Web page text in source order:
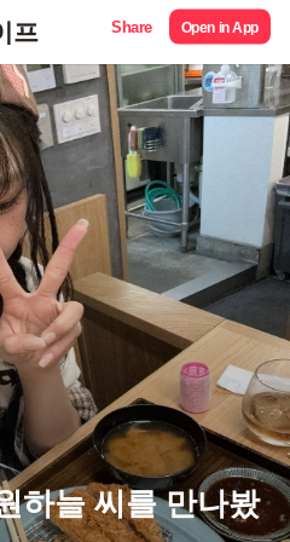
프 Share Open in App
하늘 씨를 만나봤